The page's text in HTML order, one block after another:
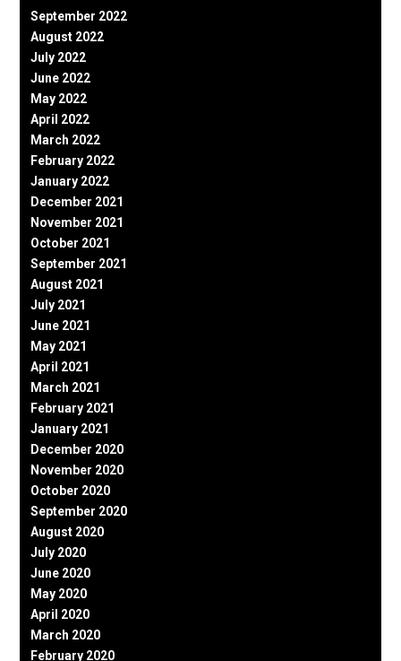
September 2022
August 2022
July 2022
June 2022
May 2022
April 2022
March 2022
February 2022
January 2022
December 2021
November 2021
October 2021
September 2021
August 2021
July 2021
June 2021
May 2021
April 2021
March 2021
February 2021
January 2021
December 2020
November 2020
October 2020
September 2020
August 2020
July 2020
June 2020
May 2020
April 2020
March 2020
February 2020